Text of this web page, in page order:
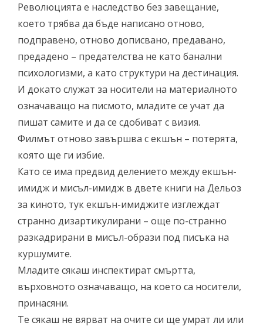
Революцията е наследство без завещание,
което трябва да бъде написано отново,
подправено, отново дописвано, предавано,
предадено – предателства не като банални
психологизми, а като структури на дестинация.
И докато служат за носители на материалното
означаващо на писмото, младите се учат да
пишат самите и да се сдобиват с визия.
Филмът отново завършва с екшън – потерята,
която ще ги избие.
Като се има предвид делението между екшън-
имидж и мисъл-имидж в двете книги на Дельоз
за киното, тук екшън-имиджите изглеждат
странно дизартикулирани – още по-странно
разкадрирани в мисъл-образи под писъка на
куршумите.
Младите сякаш инспектират смъртта,
върховното означаващо, на което са носители,
принасяни.
Те сякаш не вярват на очите си ще умрат ли или